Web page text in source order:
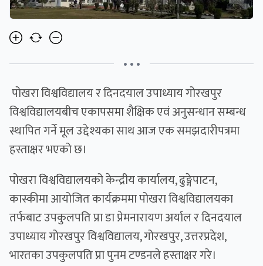
• • •
पोखरा विश्वविद्यालय र दिनदयाल उपाध्याय गोरखपुर
विश्वविद्यालयबीच एकापसमा शैक्षिक एवं अनुसन्धान सम्बन्ध
स्थापित गर्ने मूल उद्देश्यका साथ आज एक समझदारीपत्रमा
हस्ताक्षर भएको छ।
पोखरा विश्वविद्यालयको केन्द्रीय कार्यालय, ढुङ्गेपाटन,
कास्कीमा आयोजित कार्यक्रममा पोखरा विश्वविद्यालयका
तर्फबाट उपकुलपति प्रा डा प्रेमनारायण अर्याल र दिनदयाल
उपाध्याय गोरखपुर विश्वविद्यालय, गोरखपुर, उत्तरप्रदेश,
भारतका उपकुलपति प्रा पुनम टण्डनले हस्ताक्षर गरे।